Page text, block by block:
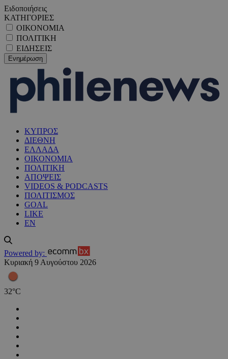
Ειδοποιήσεις
ΚΑΤΗΓΟΡΙΕΣ
ΟΙΚΟΝΟΜΙΑ
ΠΟΛΙΤΙΚΗ
ΕΙΔΗΣΕΙΣ
ΚΥΠΡΟΣ
ΔΙΕΘΝΗ
ΕΛΛΑΔΑ
ΟΙΚΟΝΟΜΙΑ
ΠΟΛΙΤΙΚΗ
ΑΠΟΨΕΙΣ
VIDEOS & PODCASTS
ΠΟΛΙΤΙΣΜΟΣ
GOAL
LIKE
EN
Powered by:
Κυριακή 9 Αυγούστου 2026
32°C